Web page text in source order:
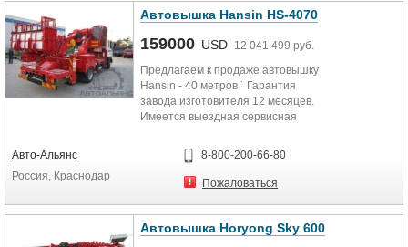
Автовышка Hansin HS-4070
159000 USD 12 041 499 руб.
Предлагаем к продаже автовышку
Hansin - 40 метров ˙ Гарантия
завода изготовителя 12 месяцев.
Имеется выездная сервисная
Авто-Альянс
Россия, Краснодар
8-800-200-66-80
Пожаловаться
Автовышка Horyong Sky 600